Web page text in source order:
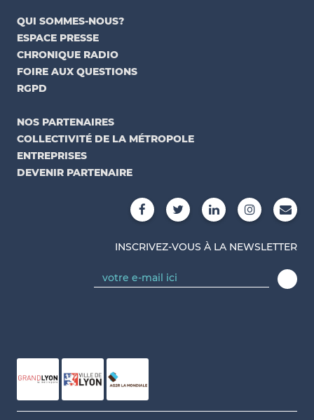
QUI SOMMES-NOUS?
ESPACE PRESSE
CHRONIQUE RADIO
FOIRE AUX QUESTIONS
RGPD
NOS PARTENAIRES
COLLECTIVITÉ DE LA MÉTROPOLE
ENTREPRISES
DEVENIR PARTENAIRE
INSCRIVEZ-VOUS À LA NEWSLETTER